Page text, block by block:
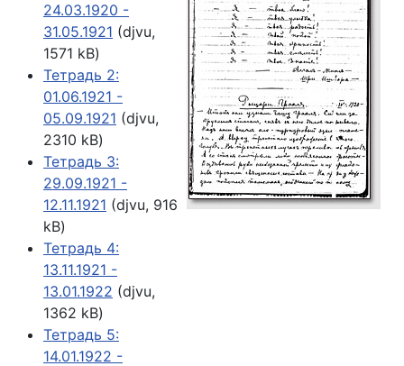
24.03.1920 -
31.05.1921 (djvu,
1571 kB)
Тетрадь 2:
01.06.1921 -
05.09.1921 (djvu,
2310 kB)
Тетрадь 3:
29.09.1921 -
12.11.1921 (djvu, 916
kB)
Тетрадь 4:
13.11.1921 -
13.01.1922 (djvu,
1362 kB)
Тетрадь 5:
14.01.1922 -